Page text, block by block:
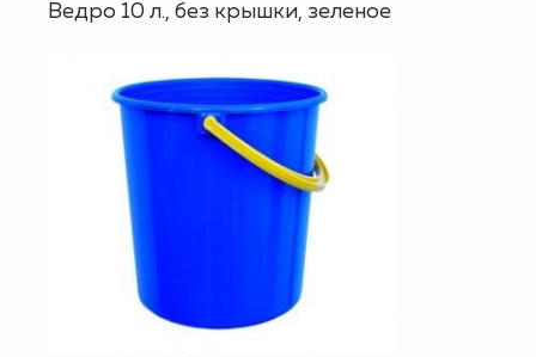
Ведро 10 л., без крышки, зеленое